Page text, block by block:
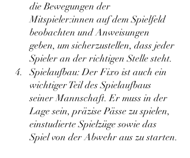
die Bewegungen der
Mitspieler:innen auf dem Spielfeld
beobachten und Anweisungen
geben, um sicherzustellen, dass jeder
Spieler an der richtigen Stelle steht.
Spielaufbau: Der Fixo ist auch ein
wichtiger Teil des Spielaufbaus
seiner Mannschaft. Er muss in der
Lage sein, präzise Pässe zu spielen,
einstudierte Spielzüge sowie das
Spiel von der Abwehr aus zu starten.